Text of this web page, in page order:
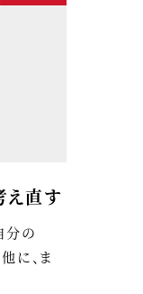
え直す
分の
に、ま